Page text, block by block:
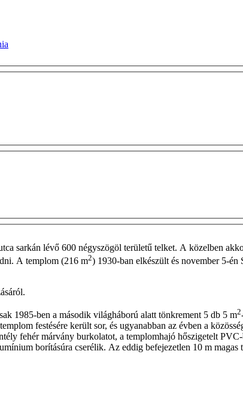
sarkán lévő 600 négyszögöl területű telket. A közelben
A templom (216 m2) 1930-ban elkészült és november 5-én
1985-ben a második világháború alatt tönkrement 5 db 5 m2
festésére került sor, és ugyanabban az évben a
fehér márvány burkolatot, a templomhajó hőszigetelt
borításúra cserélik. Az eddig befejezetlen 10 m